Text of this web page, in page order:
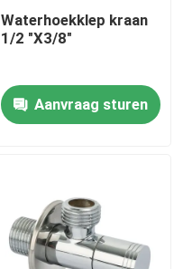
Waterhoekklep kraan
1/2 "X3/8"
Aanvraag sturen